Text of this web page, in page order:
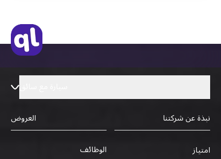
نبذة عن شركتنا
العروض
امتياز
الوظائف